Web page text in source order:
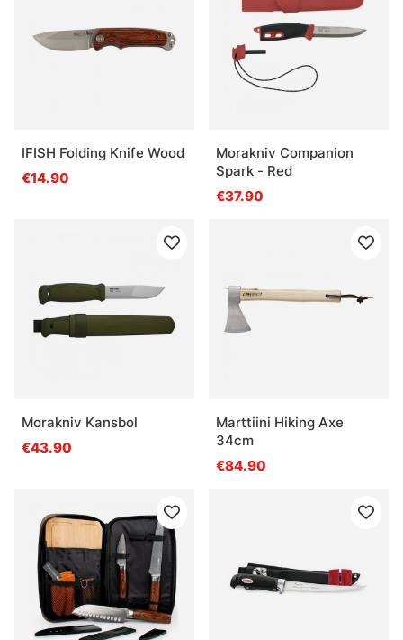
IFISH Folding Knife Wood
€14.90
Morakniv Companion
Spark - Red
€37.90
Morakniv Kansbol
€43.90
Marttiini Hiking Axe
34cm
€84.90